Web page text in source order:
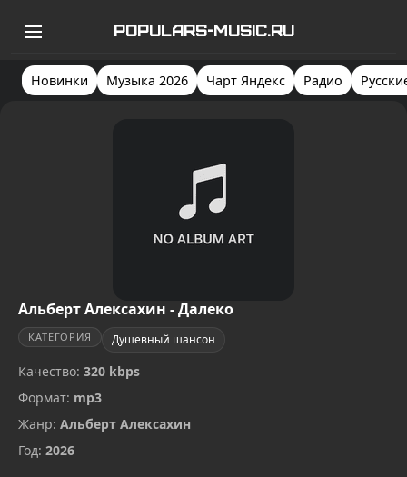
POPULARS-MUSIC.RU
Новинки Музыка 2026 Чарт Яндекс Радио
Альберт Алексахин - Далеко
КАТЕГОРИЯ Душевный шансон
Качество: 320 kbps
Формат: mp3
Жанр: Альберт Алексахин
Год: 2026